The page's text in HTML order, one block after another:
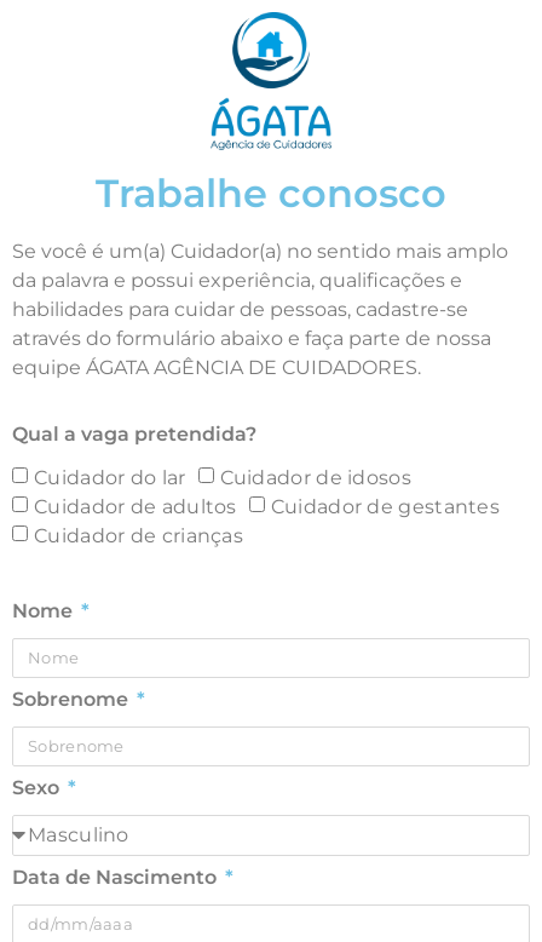
Trabalhe conosco
Se você é um(a) Cuidador(a) no sentido mais amplo
da palavra e possui experiência, qualificações e
habilidades para cuidar de pessoas, cadastre-se
através do formulário abaixo e faça parte de nossa
equipe ÁGATA AGÊNCIA DE CUIDADORES.
Qual a vaga pretendida?
Cuidador do lar
Cuidador de idosos
Cuidador de adultos
Cuidador de gestantes
Cuidador de crianças
Nome
Sobrenome
Sexo
Data de Nascimento